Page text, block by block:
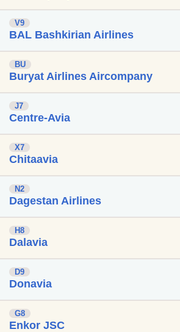
V9
BAL Bashkirian Airlines
BU
Buryat Airlines Aircompany
J7
Centre-Avia
X7
Chitaavia
N2
Dagestan Airlines
H8
Dalavia
D9
Donavia
G8
Enkor JSC